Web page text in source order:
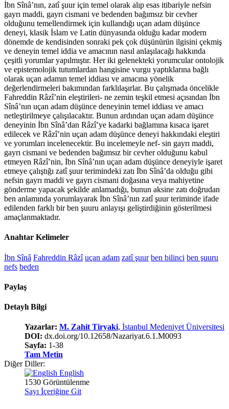
İbn Sînâ’nın, zatî şuur için temel olarak alıp esas itibariyle nefsin
gayrı maddi, gayrı cismani ve bedenden bağımsız bir cevher
olduğunu temellendirmek için kullandığı uçan adam düşünce
deneyi, klasik İslam ve Latin dünyasında olduğu kadar modern
dönemde de kendisinden sonraki pek çok düşünürün ilgisini çekmiş
ve deneyin temel iddia ve amacının nasıl anlaşılacağı hakkında
çeşitli yorumlar yapılmıştır. Her iki gelenekteki yorumcular ontolojik
ve epistemolojik tutumlardan hangisine vurgu yaptıklarına bağlı
olarak uçan adamın temel iddiası ve amacına yönelik
değerlendirmeleri bakımından farklılaşırlar. Bu çalışmada öncelikle
Fahreddin Râzî’nin eleştirileri- ne zemin teşkil etmesi açısından İbn
Sînâ’nın uçan adam düşünce deneyinin temel iddiası ve amacı
netleştirilmeye çalışılacaktır. Bunun ardından uçan adam düşünce
deneyinin İbn Sînâ’dan Râzî’ye kadarki bağlamına kısaca işaret
edilecek ve Râzî’nin uçan adam düşünce deneyi hakkındaki eleştiri
ve yorumları incelenecektir. Bu incelemeyle nef- sin gayrı maddi,
gayrı cismani ve bedenden bağımsız bir cevher olduğunu kabul
etmeyen Râzî’nin, İbn Sînâ’nın uçan adam düşünce deneyiyle işaret
etmeye çalıştığı zatî şuur terimindeki zatı İbn Sînâ’da olduğu gibi
nefsin gayrı maddi ve gayrı cismani doğasına veya mahiyetine
gönderme yapacak şekilde anlamadığı, bunun aksine zatı doğrudan
ben anlamında yorumlayarak İbn Sînâ’nın zatî şuur teriminde ifade
edilenden farklı bir ben şuuru anlayışı geliştirdiğinin gösterilmesi
amaçlanmaktadır.
Anahtar Kelimeler
İbn Sînâ Fahreddin Râzî uçan adam zatî şuur ben bilinci ben şuuru
nefs beden
Paylaş
Detaylı Bilgi
Yazarlar: M. Zahit Tiryaki, İstanbul Medeniyet Üniversitesi
DOI: dx.doi.org/10.12658/Nazariyat.6.1.M0093
Sayfa: 1-38
Tam Metin
Diğer Diller:
English
1530 Görüntülenme
Sayı İçeriğine Git